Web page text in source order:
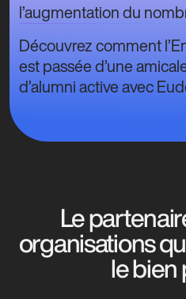
l’augmentation du
Découvrez comment
est passée d’une
d’alumni active avec
Le
organisations
le bien